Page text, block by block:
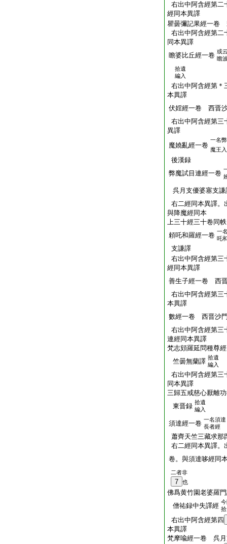
右出中阿含經第二
經同本異譯
瞿曇彌記果經一卷
右出中阿含經第二
同本異譯
瞻婆比丘經一卷 或
瞻
拾遺
編入
右出中阿含經第＊
本異譯
伏婬經一卷 西晋
右出中阿含經第三
異譯
魔嬈亂經一卷
一名
魔王
後漢録
弊魔試目連經一卷
呉月支優婆塞支謙
右二經同本異譯。
與降魔經同本
上三十經三十卷同帙
頼吒和羅經一卷 一
吒
支謙譯
右出中阿含經第三
經同本異譯
善生子經一卷 西
右出中阿含經第三
本異譯
數經一卷 西晋沙
右出中阿含經第三
連經同本異譯
梵志頞羅延問種尊
竺曇無蘭譯 拾遺
編入
右出中阿含經第三
同本異譯
三歸五戒慈心厭離
東晋録 拾遺
編入
須達經一卷 一名須達
長者經
蕭齊天竺三藏求那
右二經同本異譯。
卷。與須達哆經同
二者非
7 也
佛爲黄竹園老婆羅
僧祐録中失譯經
右出中阿含經第四
本異譯
梵摩喩經一卷 呉月